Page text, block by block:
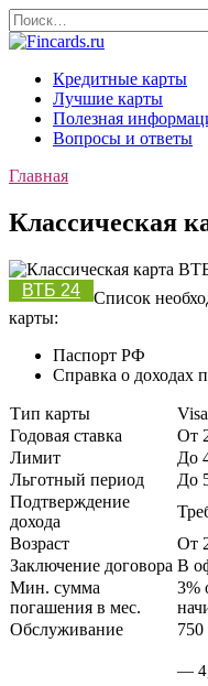
Перейти
к
Search
for:
Кредитные карты
Лучшие карты
Полезная
Вопросы и ответы
Главная
Классическая
ВТБ 24
Список
карты:
Паспорт РФ
Cправка о
Тип карты
Годовая ставка
От
Лимит
До
Льготный период
До
Подтверждение
дохода
Возраст
От
Заключение договора В
Мин. сумма
погашения в мес.
3%
Обслуживание
750
—